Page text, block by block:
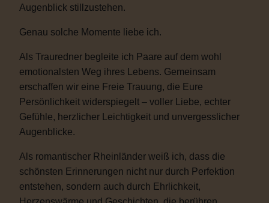
Augenblick stillzustehen.
Genau solche Momente liebe ich.
Als Trauredner begleite ich Paare auf dem wohl
emotionalsten Weg ihres Lebens. Gemeinsam
erschaffen wir eine Freie Trauung, die Eure
Persönlichkeit widerspiegelt – voller Liebe, echter
Gefühle, herzlicher Leichtigkeit und unvergesslicher
Augenblicke.
Als romantischer Rheinländer weiß ich, dass die
schönsten Erinnerungen nicht nur durch Perfektion
entstehen, sondern auch durch Ehrlichkeit,